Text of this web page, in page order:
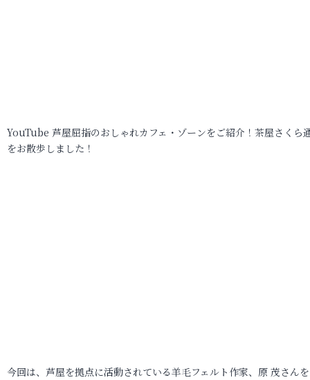
YouTube 芦屋屈指のおしゃれカフェ・ゾーンをご紹介！茶屋さくら
をお散歩しました！
今回は、芦屋を拠点に活動されている羊毛フェルト作家、原 茂さん